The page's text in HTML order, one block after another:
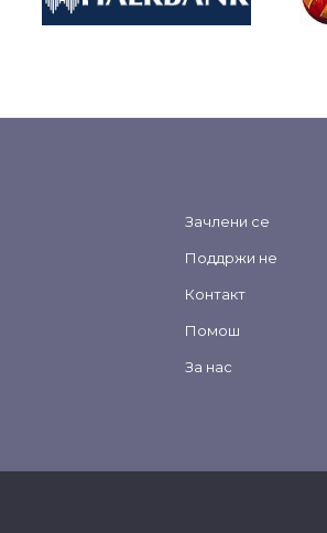
Зачлени се
Поддржи не
Контакт
Помош
За нас